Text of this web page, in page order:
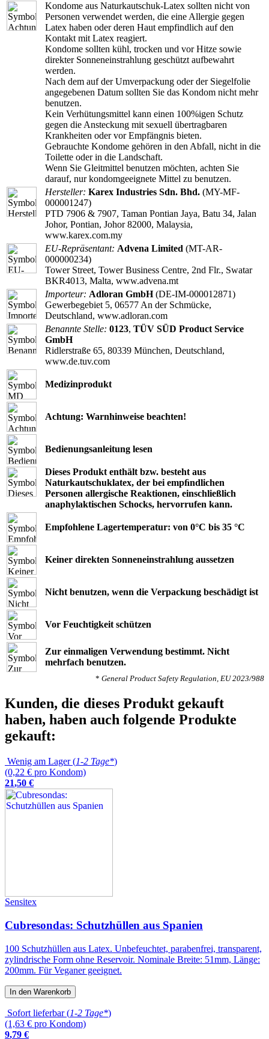
Kondome aus Naturkautschuk-Latex sollten nicht von
Personen verwendet werden, die eine Allergie gegen
Latex haben oder deren Haut empfindlich auf den
Kontakt mit Latex reagiert.
Kondome sollten kühl, trocken und vor Hitze sowie
direkter Sonneneinstrahlung geschützt aufbewahrt
werden.
Nach dem auf der Umverpackung oder der Siegelfolie
angegebenen Datum sollten Sie das Kondom nicht mehr
benutzen.
Kein Verhütungsmittel kann einen 100%igen Schutz
gegen die Ansteckung mit sexuell übertragbaren
Krankheiten oder vor Empfängnis bieten.
Gebrauchte Kondome gehören in den Abfall, nicht in die
Toilette oder in die Landschaft.
Wenn Sie Gleitmittel benutzen möchten, achten Sie
darauf, nur kondomgeeignete Mittel zu benutzen.
Hersteller: Karex Industries Sdn. Bhd. (MY-MF-
000001247)
PTD 7906 & 7907, Taman Pontian Jaya, Batu 34, Jalan
Johor, Pontian, Johor 82000, Malaysia,
www.karex.com.my
EU-Repräsentant: Advena Limited (MT-AR-
000000234)
Tower Street, Tower Business Centre, 2nd Flr., Swatar
BKR4013, Malta, www.advena.mt
Importeur: Adloran GmbH(DE-IM-000012871)
Gewerbegebiet 5, 06577 An der Schmücke,
Deutschland, www.adloran.com
Benannte Stelle: 0123, TÜV SÜD Product Service
GmbH
Ridlerstraße 65, 80339 München, Deutschland,
www.de.tuv.com
Medizinprodukt
Achtung: Warnhinweise beachten!
Bedienungsanleitung lesen
Dieses Produkt enthält bzw. besteht aus
Naturkautschuklatex, der bei empﬁndlichen
Personen allergische Reaktionen, einschließlich
anaphylaktischen Schocks, hervorrufen kann.
Empfohlene Lagertemperatur: von 0°C bis 35 °C
Keiner direkten Sonneneinstrahlung aussetzen
Nicht benutzen, wenn die Verpackung beschädigt ist
Vor Feuchtigkeit schützen
Zur einmaligen Verwendung bestimmt. Nicht
mehrfach benutzen.
* General Product Safety Regulation, EU 2023/988
Kunden, die dieses Produkt gekauft
haben, haben auch folgende Produkte
gekauft:
Wenig am Lager (1-2 Tage*)
(0,22 € pro Kondom)
21,50 €
Sensitex
Cubresondas: Schutzhüllen aus Spanien
100 Schutzhüllen aus Latex. Unbefeuchtet, parabenfrei, transparent,
zylindrische Form ohne Reservoir. Nominale Breite: 51mm, Länge:
200mm. Für Veganer geeignet.
In den Warenkorb
Sofort lieferbar (1-2 Tage*)
(1,63 € pro Kondom)
9,79 €